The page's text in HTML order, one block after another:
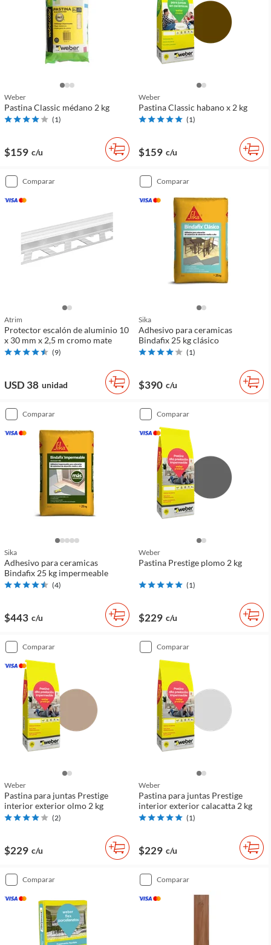
Weber
Pastina Classic médano 2 kg
(1)
$159 c/u
Weber
Pastina Classic habano x 2 kg
(1)
$159 c/u
comparar
Atrim
Protector escalón de aluminio 10
x 30 mm x 2,5 m cromo mate
(9)
USD 38 unidad
comparar
Sika
Adhesivo para ceramicas
Bindafix 25 kg clásico
(1)
$390 c/u
comparar
Sika
Adhesivo para ceramicas
Bindafix 25 kg impermeable
(4)
$443 c/u
comparar
Weber
Pastina Prestige plomo 2 kg
(1)
$229 c/u
comparar
Weber
Pastina para juntas Prestige
interior exterior olmo 2 kg
(2)
$229 c/u
comparar
Weber
Pastina para juntas Prestige
interior exterior calacatta 2 kg
(1)
$229 c/u
comparar comparar